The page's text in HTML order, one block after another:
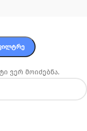
ვერ მოიძებნა.